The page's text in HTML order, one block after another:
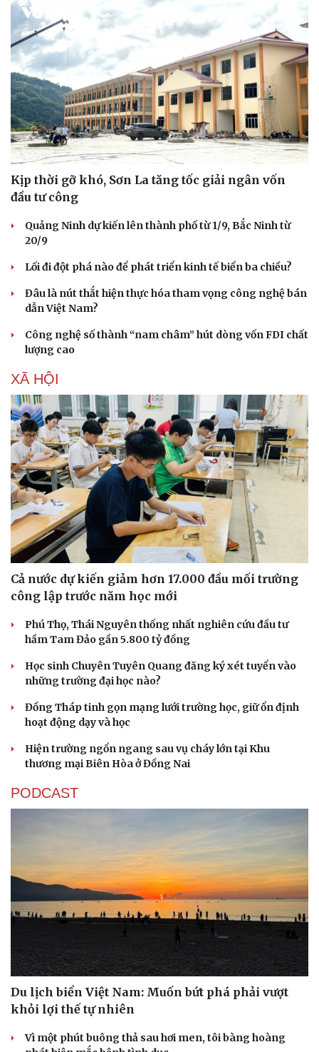
Văn hóa
Sân khấu - Điện ảnh
Âm nhạc
Di sản
Giải trí
Nghệ sĩ
Sao Việt
Kịp thời gỡ khó, Sơn La tăng tốc giải ngân vốn
đầu tư công
Quảng Ninh dự kiến lên thành phố từ 1/9, Bắc Ninh từ
20/9
Lối đi đột phá nào để phát triển kinh tế biển ba chiều?
Đâu là nút thắt hiện thực hóa tham vọng công nghệ bán
dẫn Việt Nam?
Công nghệ số thành “nam châm” hút dòng vốn FDI chất
lượng cao
XÃ HỘI
Cả nước dự kiến giảm hơn 17.000 đầu mối trường
công lập trước năm học mới
Phú Thọ, Thái Nguyên thống nhất nghiên cứu đầu tư
hầm Tam Đảo gần 5.800 tỷ đồng
Học sinh Chuyên Tuyên Quang đăng ký xét tuyển vào
những trường đại học nào?
Đồng Tháp tinh gọn mạng lưới trường học, giữ ổn định
hoạt động dạy và học
Hiện trường ngổn ngang sau vụ cháy lớn tại Khu
thương mại Biên Hòa ở Đồng Nai
PODCAST
Du lịch biển Việt Nam: Muốn bứt phá phải vượt
khỏi lợi thế tự nhiên
Vì một phút buông thả sau hơi men, tôi bàng hoàng